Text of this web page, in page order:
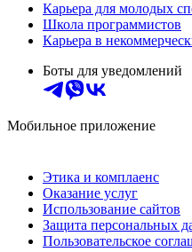
Карьера для молодых
Школа программистов
Карьера в
Боты для уведомлений
Мобильное приложение
Этика и комплаенс
Оказание услуг
Использование сайтов
Защита персональных
Пользовательское